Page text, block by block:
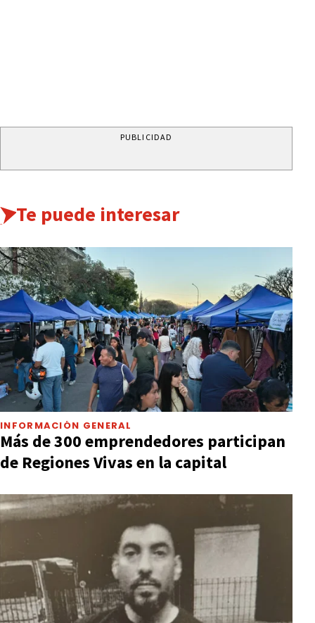
PUBLICIDAD
Te puede interesar
INFORMACIÓN GENERAL
Más de 300 emprendedores participan
de Regiones Vivas en la capital